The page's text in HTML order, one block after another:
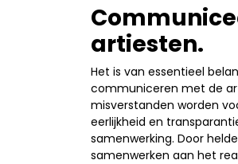
artiesten.
Het is van essentieel
communiceren met de
misverstanden worden
eerlijkheid en
samenwerking. Door
samenwerken aan het